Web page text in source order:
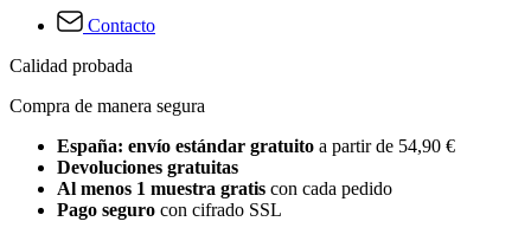
Contacto
Calidad probada
Compra de manera segura
España: envío estándar gratuito a partir de 54,90 €
Devoluciones gratuitas
Al menos 1 muestra gratis con cada pedido
Pago seguro con cifrado SSL